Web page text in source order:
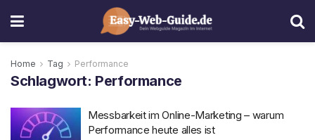
Home Tag Performance
Schlagwort: Performance
Messbarkeit im Online-Marketing – warum
Performance heute alles ist